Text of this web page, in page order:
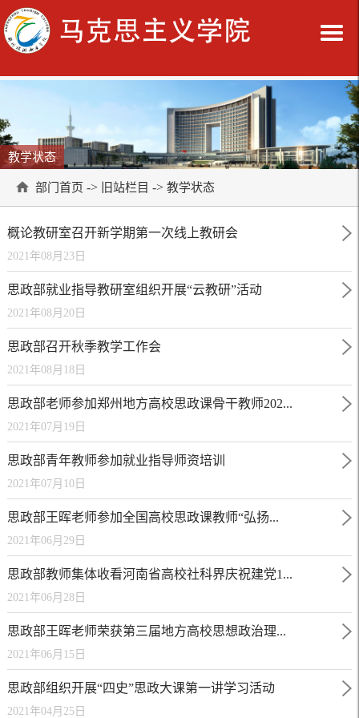
教学状态
部门首页 -> 旧站栏目 -> 教学状态
概论教研室召开新学期第一次线上教研会
2021年08月23日
思政部就业指导教研室组织开展“云教研”活动
2021年08月20日
思政部召开秋季教学工作会
2021年08月18日
思政部老师参加郑州地方高校思政课骨干教师202...
2021年07月19日
思政部青年教师参加就业指导师资培训
2021年07月10日
思政部王晖老师参加全国高校思政课教师“弘扬...
2021年06月29日
思政部教师集体收看河南省高校社科界庆祝建党1...
2021年06月28日
思政部王晖老师荣获第三届地方高校思想政治理...
2021年06月15日
思政部组织开展“四史”思政大课第一讲学习活动
2021年04月25日